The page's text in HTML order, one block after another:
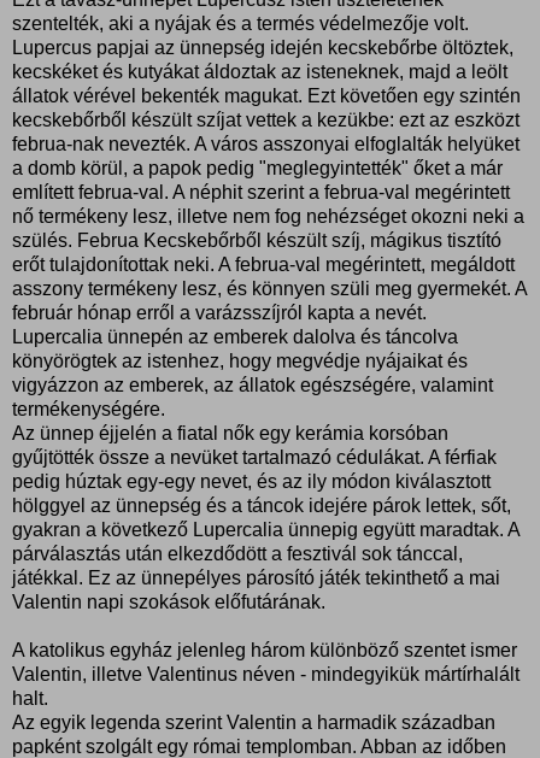
szentelték, aki a nyájak és a termés védelmezője volt.
Lupercus papjai az ünnepség idején kecskebőrbe öltöztek,
kecskéket és kutyákat áldoztak az isteneknek, majd a leölt
állatok vérével bekenték magukat. Ezt követően egy szintén
kecskebőrből készült szíjat vettek a kezükbe: ezt az eszközt
februa-nak nevezték. A város asszonyai elfoglalták helyüket
a domb körül, a papok pedig "meglegyintették" őket a már
említett februa-val. A néphit szerint a februa-val megérintett
nő termékeny lesz, illetve nem fog nehézséget okozni neki a
szülés. Februa Kecskebőrből készült szíj, mágikus tisztító
erőt tulajdonítottak neki. A februa-val megérintett, megáldott
asszony termékeny lesz, és könnyen szüli meg gyermekét. A
február hónap erről a varázsszíjról kapta a nevét.
Lupercalia ünnepén az emberek dalolva és táncolva
könyörögtek az istenhez, hogy megvédje nyájaikat és
vigyázzon az emberek, az állatok egészségére, valamint
termékenységére.
Az ünnep éjjelén a fiatal nők egy kerámia korsóban
gyűjtötték össze a nevüket tartalmazó cédulákat. A férfiak
pedig húztak egy-egy nevet, és az ily módon kiválasztott
hölggyel az ünnepség és a táncok idejére párok lettek, sőt,
gyakran a következő Lupercalia ünnepig együtt maradtak. A
párválasztás után elkezdődött a fesztivál sok tánccal,
játékkal. Ez az ünnepélyes párosító játék tekinthető a mai
Valentin napi szokások előfutárának.
A katolikus egyház jelenleg három különböző szentet ismer
Valentin, illetve Valentinus néven - mindegyikük mártírhalált
halt.
Az egyik legenda szerint Valentin a harmadik században
papként szolgált egy római templomban. Abban az időben